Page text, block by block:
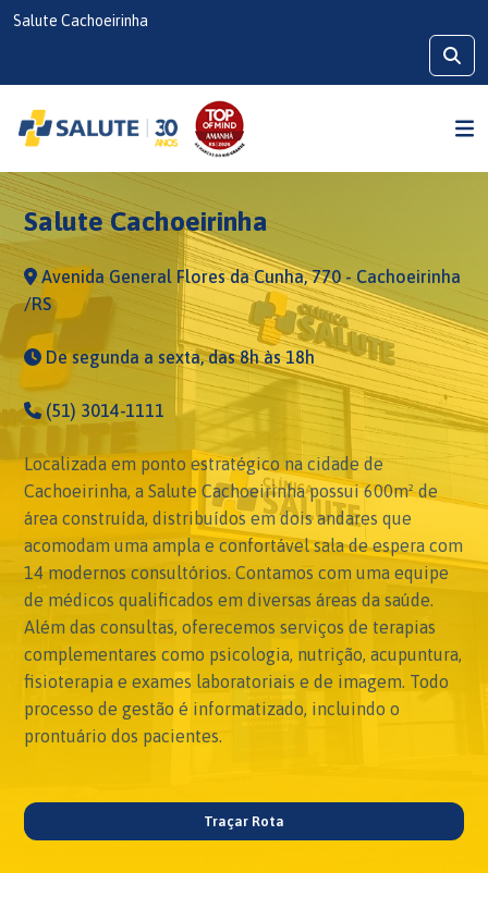
Salute Cachoeirinha
Salute Cachoeirinha
Avenida General Flores da Cunha, 770 - Cachoeirinha
/RS
De segunda a sexta, das 8h às 18h
(51) 3014-1111
Localizada em ponto estratégico na cidade de
Cachoeirinha, a Salute Cachoeirinha possui 600m² de
área construída, distribuídos em dois andares que
acomodam uma ampla e confortável sala de espera com
14 modernos consultórios. Contamos com uma equipe
de médicos qualificados em diversas áreas da saúde.
Além das consultas, oferecemos serviços de terapias
complementares como psicologia, nutrição, acupuntura,
fisioterapia e exames laboratoriais e de imagem. Todo
processo de gestão é informatizado, incluindo o
prontuário dos pacientes.
Traçar Rota